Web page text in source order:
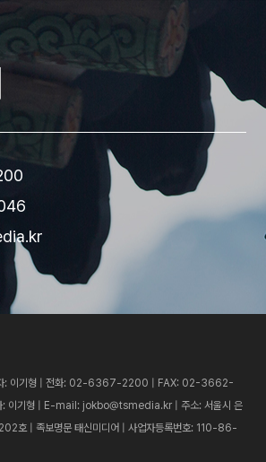
자: 이기형 | 전화: 02-6367-2200 | FAX: 02-3662-
: 이기형 | E-mail: jokbo@tsmedia.kr | 주소: 서울시 은
호 | 족보명문 태신미디어 | 사업자등록번호: 110-86-